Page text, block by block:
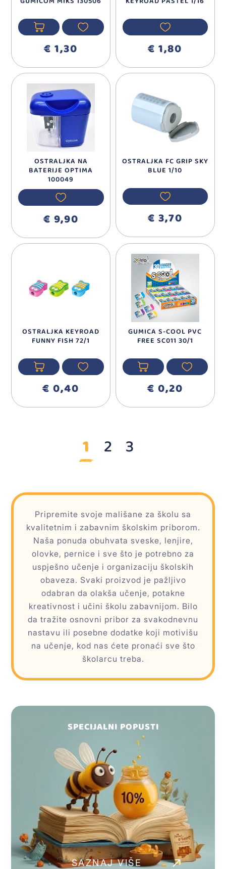
SPECIJALNI POPUSTI
SAZNAJ VIŠE
€ 1,30 € 1,80
OSTRALJKA NA
BATERIJE OPTIMA
100049
€ 9,90
OSTRALJKA FC GRIP SKY
BLUE 1/10
€ 3,70
OSTRALJKA KEYROAD
FUNNY FISH 72/1
€ 0,40
GUMICA S-COOL PVC
FREE SC011 30/1
€ 0,20
1 2 3
Pripremite svoje mališane za školu sa
kvalitetnim i zabavnim školskim priborom.
Naša ponuda obuhvata sveske, lenjire,
olovke, pernice i sve što je potrebno za
uspješno učenje i organizaciju školskih
obaveza. Svaki proizvod je pažljivo
odabran da olakša učenje, potakne
kreativnost i učini školu zabavnijom. Bilo
da tražite osnovni pribor za svakodnevnu
nastavu ili posebne dodatke koji motivišu
na učenje, kod nas ćete pronaći sve što
školarcu treba.